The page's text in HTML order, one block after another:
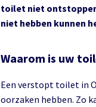
toilet niet
niet hebben kunnen
Waarom is uw
Een verstopt toilet in
oorzaken hebben. Zo